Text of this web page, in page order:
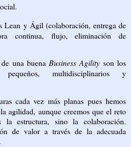
Lean y Ágil (colaboración, entrega de
continua, flujo, eliminación de
de una buenaBusiness Agility son los
multidisciplinarios y
cada vez más planas pues hemos
agilidad, aunque creemos que el reto
la estructura, sino la colaboración.
de valor a través de la adecuada